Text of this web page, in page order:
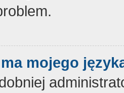
mojego